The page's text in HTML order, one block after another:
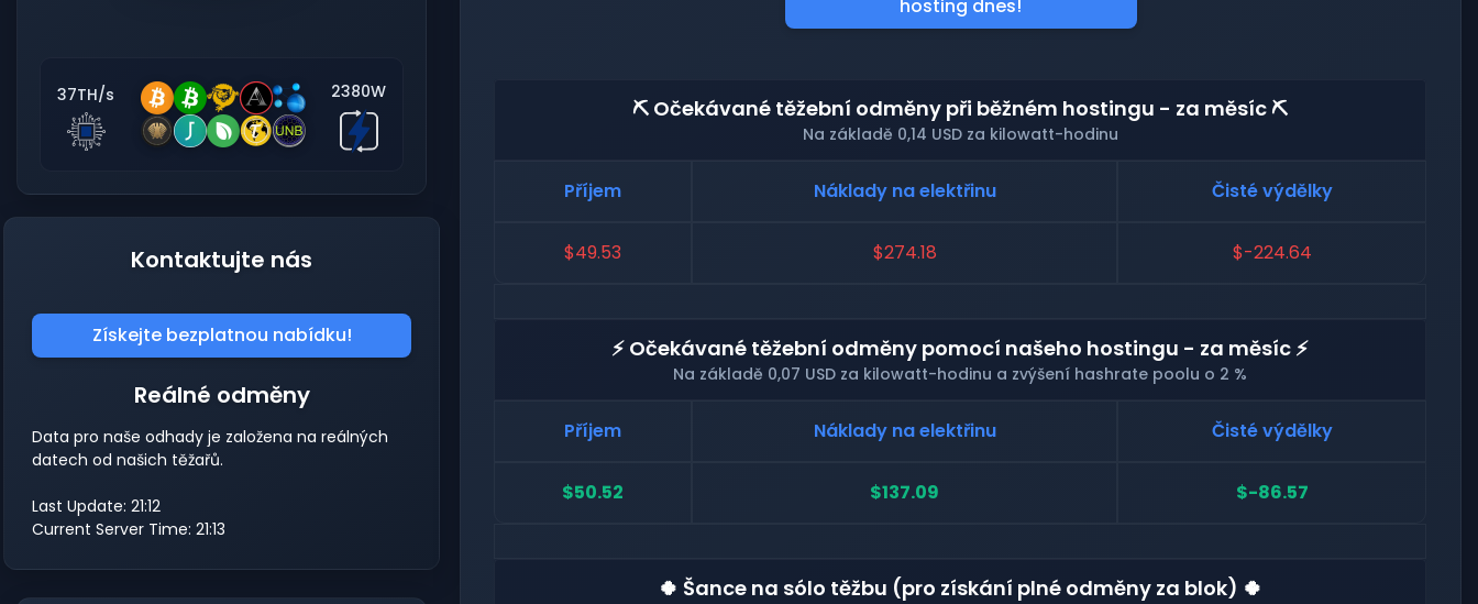
37TH/s 2380W
Kontaktujte nás
Získejte bezplatnou nabídku!
Reálné odměny
Data pro naše odhady je založena na reálných
datech od našich těžařů.
Last Update: 21:12
Current Server Time: 21:13
hosting dnes!
⛏️ Očekávané těžební odměny při běžném hostingu - za měsíc ⛏️
Na základě 0,14 USD za kilowatt-hodinu
Příjem Náklady na elektřinu Čisté výdělky
$49.53 $274.18 $-224.64
⚡ Očekávané těžební odměny pomocí našeho hostingu - za měsíc ⚡
Na základě 0,07 USD za kilowatt-hodinu a zvýšení hashrate poolu o 2 %
Příjem Náklady na elektřinu Čisté výdělky
$50.52 $137.09 $-86.57
🍀 Šance na sólo těžbu (pro získání plné odměny za blok) 🍀